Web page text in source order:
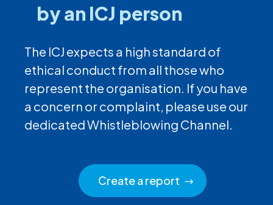
by an ICJ person
The ICJ expects a high standard of
ethical conduct from all those who
represent the organisation. If you have
a concern or complaint, please use our
dedicated Whistleblowing Channel.
Create a report